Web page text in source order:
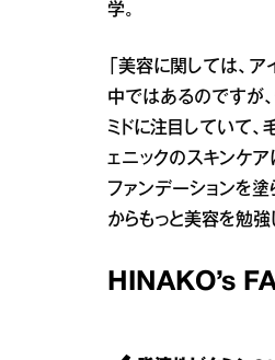
学。
「美容に関しては、
中ではあるのですが
ミドに注目していて
ェニックのスキンケア
ファンデーションを
からもっと美容を勉
HINAKO’s